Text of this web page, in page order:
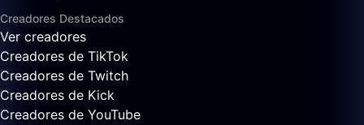
Creadores Destacados
Ver creadores
Creadores de TikTok
Creadores de Twitch
Creadores de Kick
Creadores de YouTube